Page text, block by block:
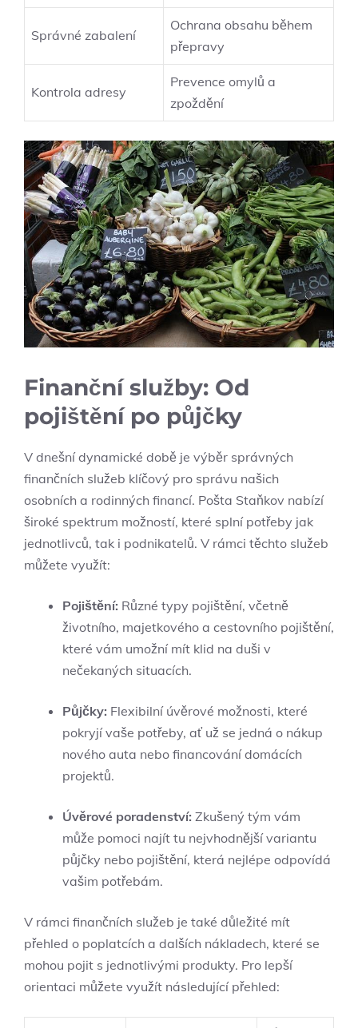
Správné zabalení
Ochrana obsahu během
přepravy
Kontrola adresy
Prevence omylů a
zpoždění
Finanční služby: Od
pojištění po půjčky
V dnešní dynamické době je výběr správných
finančních služeb klíčový pro správu našich
osobních a rodinných financí. Pošta Staňkov nabízí
široké spektrum možností, které splní potřeby jak
jednotlivců, tak i podnikatelů. V rámci těchto služeb
můžete využít:
Pojištění: Různé typy pojištění, včetně
životního, majetkového a cestovního pojištění,
které vám umožní mít klid na duši v
nečekaných situacích.
Půjčky: Flexibilní úvěrové možnosti, které
pokryjí vaše potřeby, ať už se jedná o nákup
nového auta nebo financování domácích
projektů.
Úvěrové poradenství: Zkušený tým vám
může pomoci najít tu nejvhodnější variantu
půjčky nebo pojištění, která nejlépe odpovídá
vašim potřebám.
V rámci finančních služeb je také důležité mít
přehled o poplatcích a dalších nákladech, které se
mohou pojit s jednotlivými produkty. Pro lepší
orientaci můžete využít následující přehled: